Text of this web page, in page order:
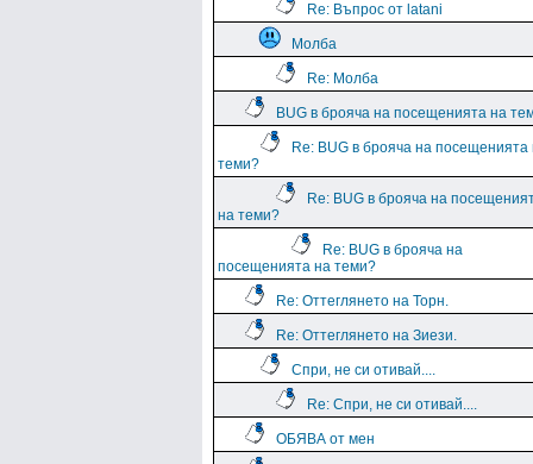
Re: Въпрос от latani
Молба
Re: Молба
BUG в брояча на посещенията на
Re: BUG в брояча на посещенията
теми?
Re: BUG в брояча на
на теми?
Re: BUG в брояча на
посещенията на теми?
Re: Оттеглянето на Торн.
Re: Оттеглянето на Зиези.
Спри, не си отивай....
Re: Спри, не си отивай....
ОБЯВА от мен